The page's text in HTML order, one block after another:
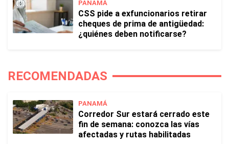
PANAMÁ
CSS pide a exfuncionarios retirar
cheques de prima de antigüedad:
¿quiénes deben notificarse?
RECOMENDADAS
PANAMÁ
Corredor Sur estará cerrado este
fin de semana: conozca las vías
afectadas y rutas habilitadas